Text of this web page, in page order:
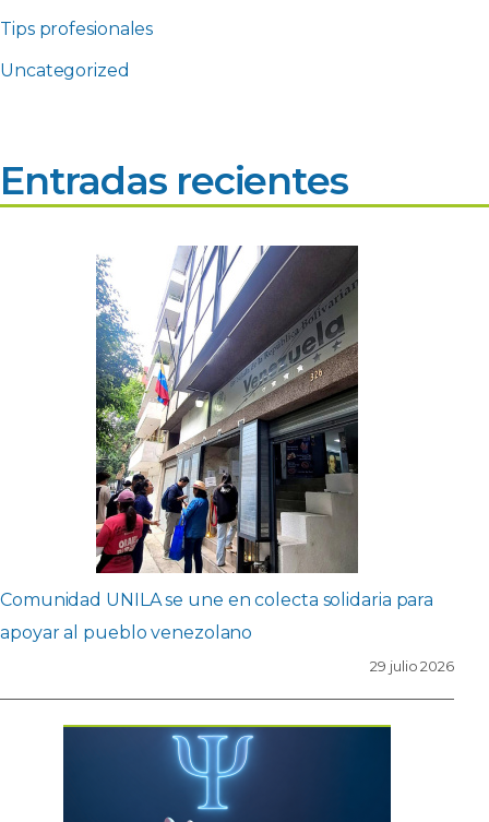
Tips profesionales
Uncategorized
Entradas recientes
Comunidad UNILA se une en colecta solidaria para
apoyar al pueblo venezolano
29 julio 2026